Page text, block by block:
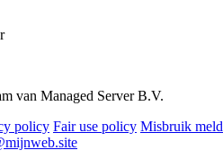
van Managed Server B.V.
policy Fair use policy Misbruik